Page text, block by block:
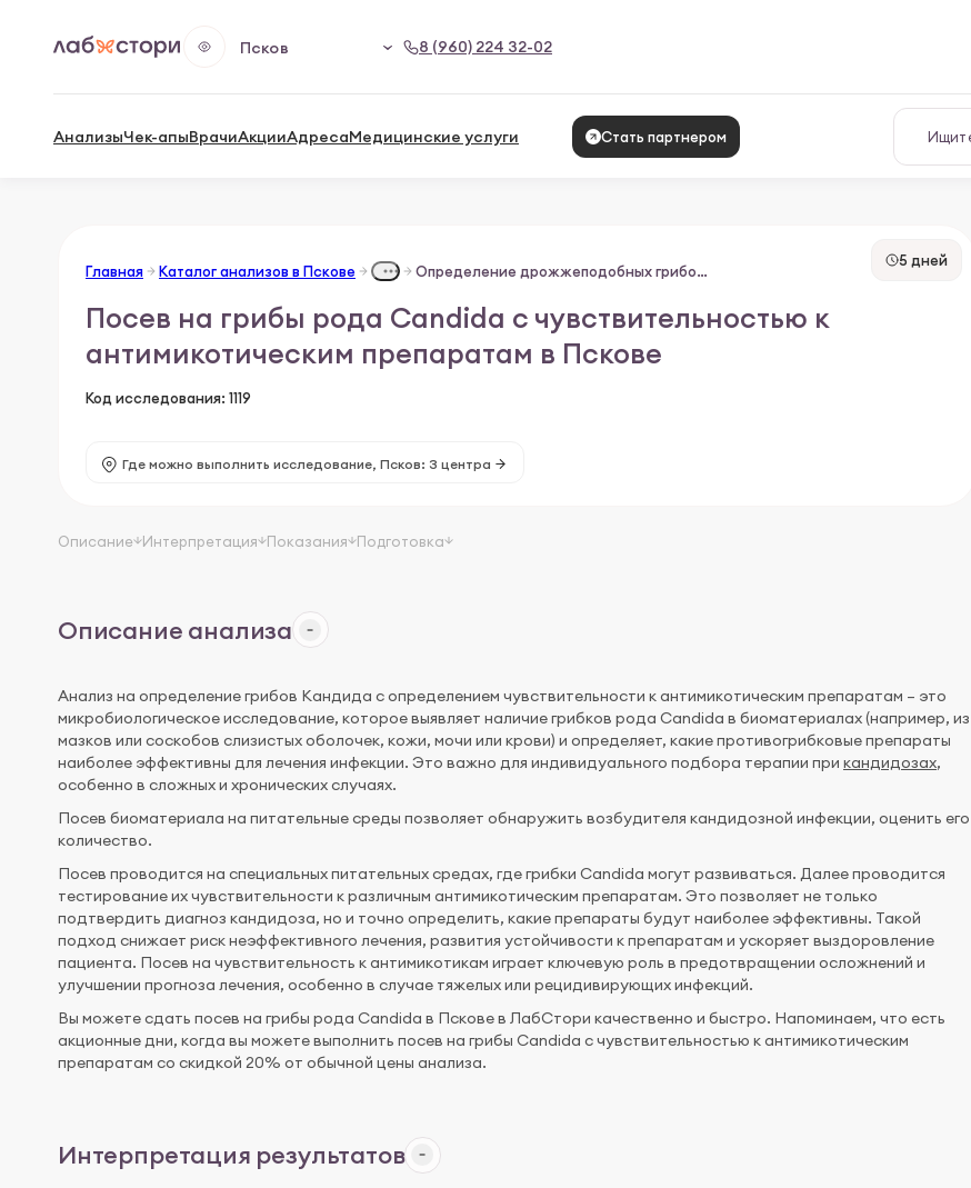
Псков 8 (960) 224 32-02
АнализыЧек-апыВрачиАкцииАдресаМедицинские услуги Стать партнером
5 дней
Главная Каталог анализов в Пскове Определение дрожжеподобных грибов рода Candida с чувствительностью к антимикотическим препаратам
Посев на грибы рода Candida с чувствительностью к
антимикотическим препаратам в Пскове
Код исследования: 1119
Где можно выполнить исследование, Псков: 3 центра
Описание Интерпретация Показания Подготовка
Описание анализа
Анализ на определение грибов Кандида с определением чувствительности к антимикотическим препаратам – это
микробиологическое исследование, которое выявляет наличие грибков рода Candida в биоматериалах (например, из
мазков или соскобов слизистых оболочек, кожи, мочи или крови) и определяет, какие противогрибковые препараты
наиболее эффективны для лечения инфекции. Это важно для индивидуального подбора терапии при кандидозах,
особенно в сложных и хронических случаях.
Посев биоматериала на питательные среды позволяет обнаружить возбудителя кандидозной инфекции, оценить его
количество.
Посев проводится на специальных питательных средах, где грибки Candida могут развиваться. Далее проводится
тестирование их чувствительности к различным антимикотическим препаратам. Это позволяет не только
подтвердить диагноз кандидоза, но и точно определить, какие препараты будут наиболее эффективны. Такой
подход снижает риск неэффективного лечения, развития устойчивости к препаратам и ускоряет выздоровление
пациента. Посев на чувствительность к антимикотикам играет ключевую роль в предотвращении осложнений и
улучшении прогноза лечения, особенно в случае тяжелых или рецидивирующих инфекций.
Вы можете сдать посев на грибы рода Candida в Пскове в ЛабСтори качественно и быстро. Напоминаем, что есть
акционные дни, когда вы можете выполнить посев на грибы Candida с чувствительностью к антимикотическим
препаратам со скидкой 20% от обычной цены анализа.
Интерпретация результатов